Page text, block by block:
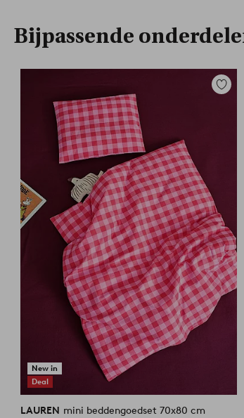
Bijpassende
New in
Deal
LAUREN mini beddengoedset 70x80 cm